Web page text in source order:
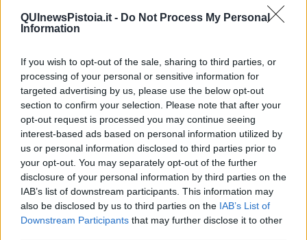
QUInewsPistoia.it - Do Not Process My Personal
Information
If you wish to opt-out of the sale, sharing to third parties, or
processing of your personal or sensitive information for
targeted advertising by us, please use the below opt-out
section to confirm your selection. Please note that after your
opt-out request is processed you may continue seeing
interest-based ads based on personal information utilized by
us or personal information disclosed to third parties prior to
your opt-out. You may separately opt-out of the further
disclosure of your personal information by third parties on the
IAB’s list of downstream participants. This information may
also be disclosed by us to third parties on the IAB’s List of
Downstream Participants that may further disclose it to other
Gracias a la vida
Somnium
Hop!
O sonho de um prisioneiro
Memòrias
Sto qui
Scrivi
Bestiario
​“D” come delitto
Belle lettere
25 Aprile
Todo el bien, todo el mal